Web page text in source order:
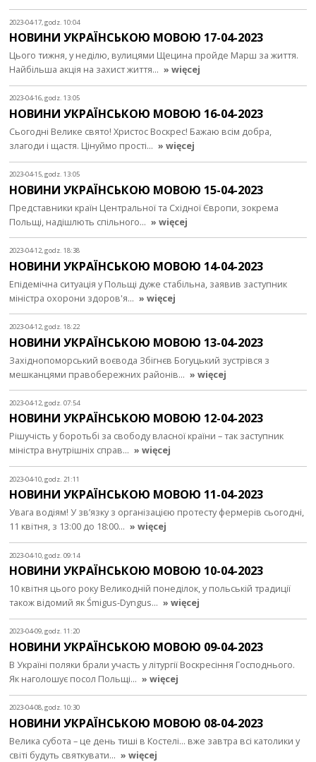
2023-04-17, godz. 10:04
НОВИНИ УКРАЇНСЬКОЮ МОВОЮ 17-04-2023
Цього тижня, у неділю, вулицями Щецина пройде Марш за життя.
Найбільша акція на захист життя… » więcej
2023-04-16, godz. 13:05
НОВИНИ УКРАЇНСЬКОЮ МОВОЮ 16-04-2023
Сьогодні Велике свято! Христос Воскрес! Бажаю всім добра,
злагоди і щастя. Цінуймо прості… » więcej
2023-04-15, godz. 13:05
НОВИНИ УКРАЇНСЬКОЮ МОВОЮ 15-04-2023
Представники країн Центральної та Східної Європи, зокрема
Польщі, надішлють спільного… » więcej
2023-04-12, godz. 18:38
НОВИНИ УКРАЇНСЬКОЮ МОВОЮ 14-04-2023
Епідемічна ситуація у Польщі дуже стабільна, заявив заступник
міністра охорони здоров'я… » więcej
2023-04-12, godz. 18:22
НОВИНИ УКРАЇНСЬКОЮ МОВОЮ 13-04-2023
Західнопоморський воєвода Збігнєв Богуцький зустрівся з
мешканцями правобережних районів… » więcej
2023-04-12, godz. 07:54
НОВИНИ УКРАЇНСЬКОЮ МОВОЮ 12-04-2023
Рішучість у боротьбі за свободу власної країни – так заступник
міністра внутрішніх справ… » więcej
2023-04-10, godz. 21:11
НОВИНИ УКРАЇНСЬКОЮ МОВОЮ 11-04-2023
Увага водіям! У зв’язку з організацією протесту фермерів сьогодні,
11 квітня, з 13:00 до 18:00… » więcej
2023-04-10, godz. 09:14
НОВИНИ УКРАЇНСЬКОЮ МОВОЮ 10-04-2023
10 квітня цього року Великодній понеділок, у польській традиції
також відомий як Śmigus-Dyngus… » więcej
2023-04-09, godz. 11:20
НОВИНИ УКРАЇНСЬКОЮ МОВОЮ 09-04-2023
В Україні поляки брали участь у літургії Воскресіння Господнього.
Як наголошує посол Польщі… » więcej
2023-04-08, godz. 10:30
НОВИНИ УКРАЇНСЬКОЮ МОВОЮ 08-04-2023
Велика субота – це день тиші в Костелі... вже завтра всі католики у
світі будуть святкувати… » więcej